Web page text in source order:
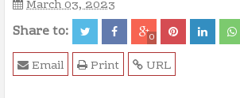
March 03, 2023
Share to: 0
URL
Print
Email